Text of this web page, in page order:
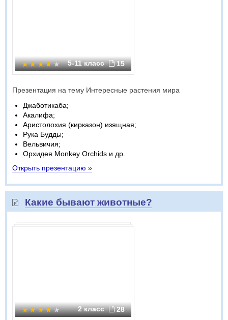
5-11 класс 15
Презентация на тему Интересные растения мира
Джаботикаба;
Акалифа;
Аристолохия (кирказон) изящная;
Рука Будды;
Вельвичия;
Орхидея Monkey Orchids и др.
Открыть презентацию »
Какие бывают животные?
2 класс 28